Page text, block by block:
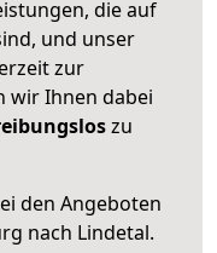
die auf
und unser
zur
wir Ihnen dabei
zu
den Angeboten
nach Lindetal.